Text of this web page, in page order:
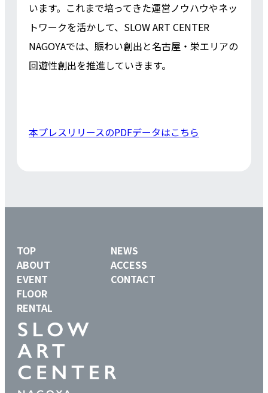
います。これまで培ってきた運営ノウハウやネッ
トワークを活かして、SLOW ART CENTER
NAGOYAでは、賑わい創出と名古屋・栄エリアの
回遊性創出を推進していきます。
本プレスリリースのPDFデータはこちら
TOP
ABOUT
EVENT
FLOOR
RENTAL
NEWS
ACCESS
CONTACT